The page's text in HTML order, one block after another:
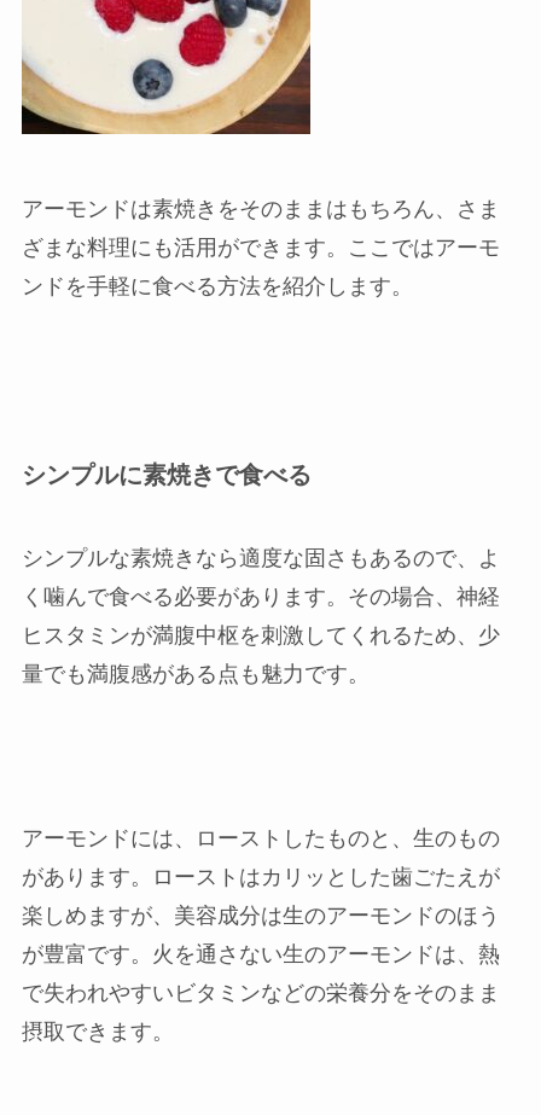
アーモンドは素焼きをそのままはもちろん、さま
ざまな料理にも活用ができます。ここではアーモ
ンドを手軽に食べる方法を紹介します。
シンプルに素焼きで食べる
シンプルな素焼きなら適度な固さもあるので、よ
く噛んで食べる必要があります。その場合、神経
ヒスタミンが満腹中枢を刺激してくれるため、少
量でも満腹感がある点も魅力です。
アーモンドには、ローストしたものと、生のもの
があります。ローストはカリッとした歯ごたえが
楽しめますが、美容成分は生のアーモンドのほう
が豊富です。火を通さない生のアーモンドは、熱
で失われやすいビタミンなどの栄養分をそのまま
摂取できます。